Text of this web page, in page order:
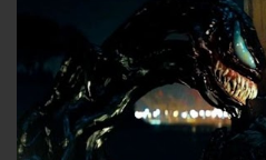
életpályájáról, egy róla mintázott
Hazánkban már volt hasonló
figurákkal, de az a kísérlet hamar
a sorozatot. A kiadó ezúttal is az
pedig már nem is kell olyan
múlva már a polcunkon tudhatjuk